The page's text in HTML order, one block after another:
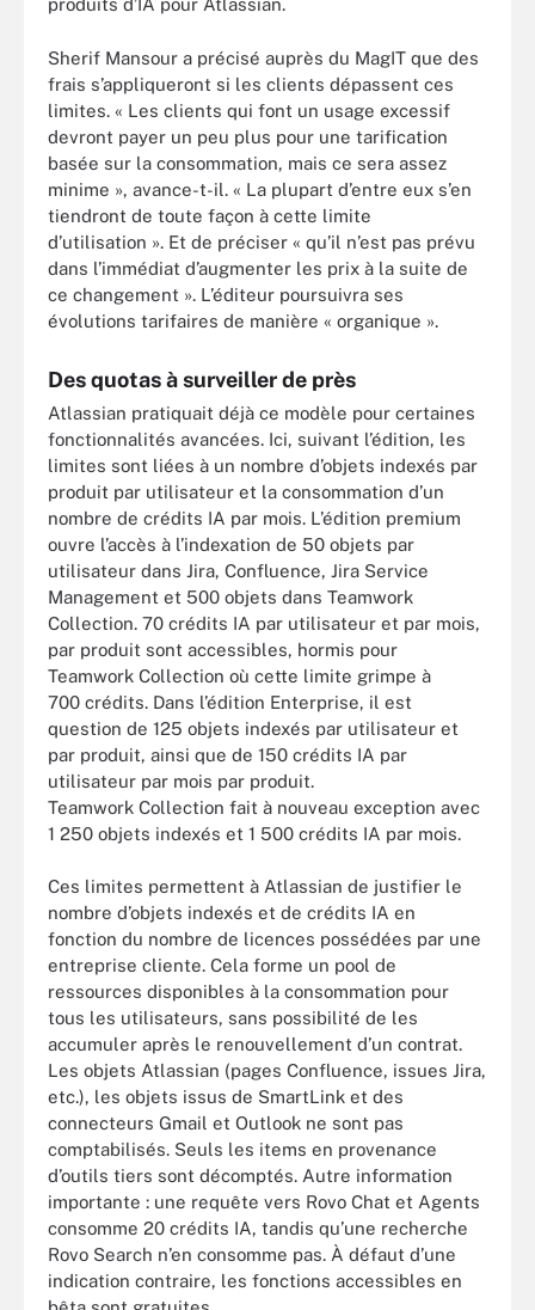
produits d’IA pour Atlassian.
Sherif Mansour a précisé auprès du MagIT que des
frais s’appliqueront si les clients dépassent ces
limites. « Les clients qui font un usage excessif
devront payer un peu plus pour une tarification
basée sur la consommation, mais ce sera assez
minime », avance-t-il. « La plupart d’entre eux s’en
tiendront de toute façon à cette limite
d’utilisation ». Et de préciser « qu’il n’est pas prévu
dans l’immédiat d’augmenter les prix à la suite de
ce changement ». L’éditeur poursuivra ses
évolutions tarifaires de manière « organique ».
Des quotas à surveiller de près
Atlassian pratiquait déjà ce modèle pour certaines
fonctionnalités avancées. Ici, suivant l’édition, les
limites sont liées à un nombre d’objets indexés par
produit par utilisateur et la consommation d’un
nombre de crédits IA par mois. L’édition premium
ouvre l’accès à l’indexation de 50 objets par
utilisateur dans Jira, Confluence, Jira Service
Management et 500 objets dans Teamwork
Collection. 70 crédits IA par utilisateur et par mois,
par produit sont accessibles, hormis pour
Teamwork Collection où cette limite grimpe à
700 crédits. Dans l’édition Enterprise, il est
question de 125 objets indexés par utilisateur et
par produit, ainsi que de 150 crédits IA par
utilisateur par mois par produit.
Teamwork Collection fait à nouveau exception avec
1 250 objets indexés et 1 500 crédits IA par mois.
Ces limites permettent à Atlassian de justifier le
nombre d’objets indexés et de crédits IA en
fonction du nombre de licences possédées par une
entreprise cliente. Cela forme un pool de
ressources disponibles à la consommation pour
tous les utilisateurs, sans possibilité de les
accumuler après le renouvellement d’un contrat.
Les objets Atlassian (pages Confluence, issues Jira,
etc.), les objets issus de SmartLink et des
connecteurs Gmail et Outlook ne sont pas
comptabilisés. Seuls les items en provenance
d’outils tiers sont décomptés. Autre information
importante : une requête vers Rovo Chat et Agents
consomme 20 crédits IA, tandis qu’une recherche
Rovo Search n’en consomme pas. À défaut d’une
indication contraire, les fonctions accessibles en